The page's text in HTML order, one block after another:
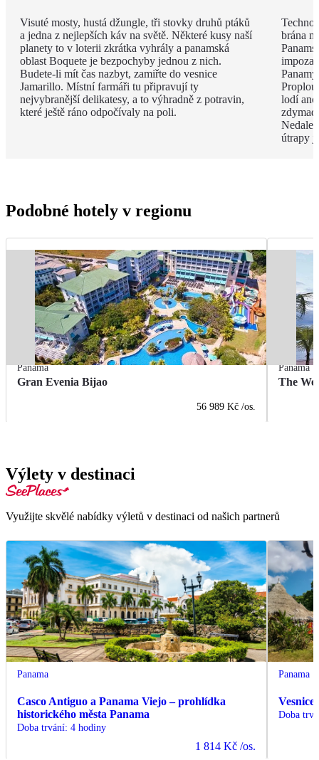
Visuté mosty, hustá džungle, tři stovky druhů ptáků
a jedna z nejlepších káv na světě. Některé kusy naší
planety to v loterii zkrátka vyhrály a panamská
oblast Boquete je bezpochyby jednou z nich.
Budete-li mít čas nazbyt, zamiřte do vesnice
Jamarillo. Místní farmáři tu připravují ty
nejvybranější delikatesy, a to výhradně z potravin,
které ještě ráno odpočívaly na poli.
brána
lodí
útrapy
Podobné hotely v regionu
Panama
Gran Evenia Bijao
56 989 Kč /os.
Panama
The
Výlety v destinaci
Využijte skvělé nabídky výletů v destinaci od našich partnerů
Panama
Casco Antiguo a Panama Viejo – prohlídka
historického města Panama
Doba trvání: 4 hodiny
1 814 Kč /os.
Panama
Doba